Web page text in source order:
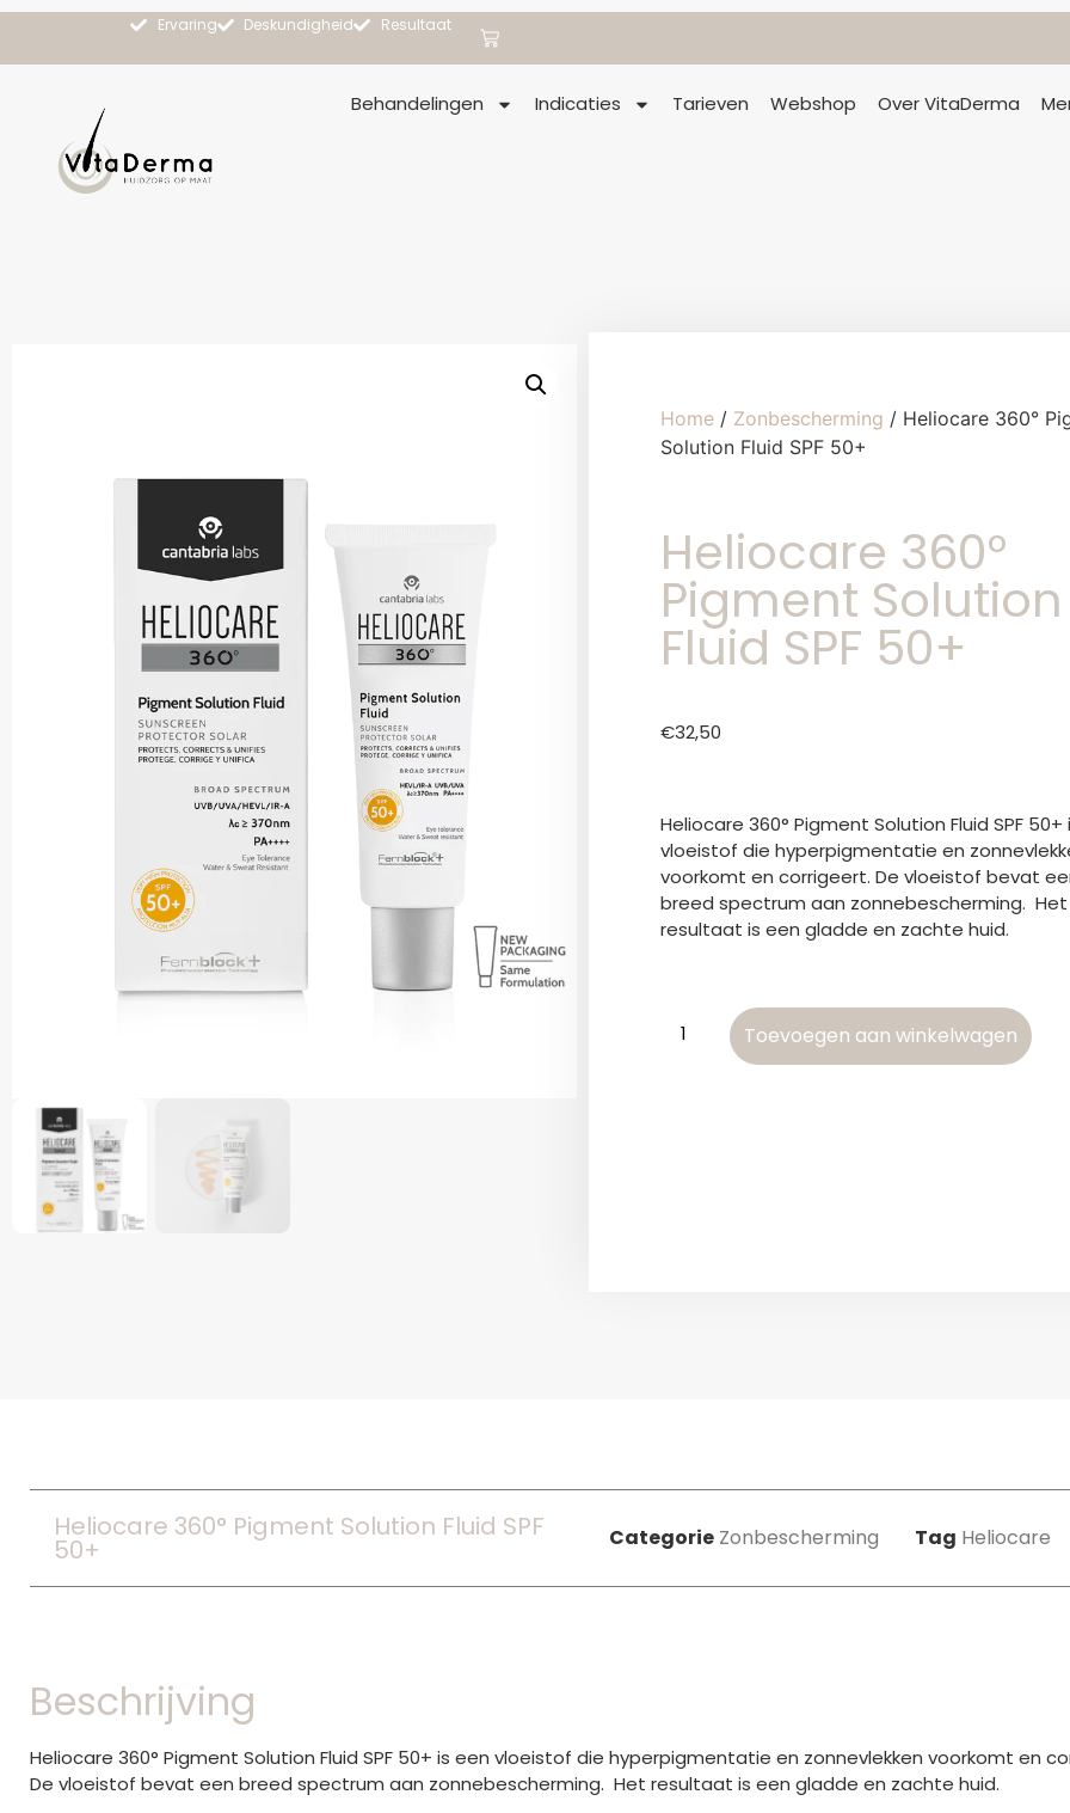
Ervaring Deskundigheid Resultaat
Behandelingen Indicaties Tarieven Webshop Over VitaDerma
Home / Zonbescherming / Heliocare 360°
Solution Fluid SPF 50+
Heliocare 360°
Pigment Solution
Fluid SPF 50+
€32,50
Heliocare 360° Pigment Solution Fluid SPF 50+
vloeistof die hyperpigmentatie en
voorkomt en corrigeert. De vloeistof bevat
breed spectrum aan zonnebescherming. Het
resultaat is een gladde en zachte huid.
Toevoegen aan winkelwagen
Heliocare 360° Pigment Solution Fluid SPF
50+ Categorie Zonbescherming Tag Heliocare
Beschrijving
Heliocare 360° Pigment Solution Fluid SPF 50+ is een vloeistof die hyperpigmentatie en zonnevlekken voorkomt en
De vloeistof bevat een breed spectrum aan zonnebescherming. Het resultaat is een gladde en zachte huid.